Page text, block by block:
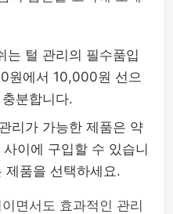
는 털 관리의 필수품입
원에서 10,000원 선으
분합니다.
리가 가능한 제품은 약
이에 구입할 수 있습니
제품을 선택하세요.
면서도 효과적인 관리